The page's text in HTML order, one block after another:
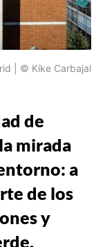
| © Kike Carbajal
de
mirada
a
de los
y